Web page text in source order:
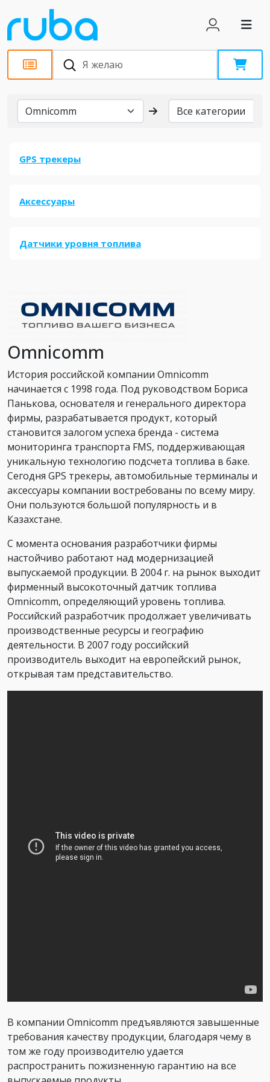
Бренды
GPS трекеры
Аксессуары
Датчики уровня топлива
Omnicomm
История российской компании Omnicomm
начинается с 1998 года. Под руководством Бориса
Панькова, основателя и генерального директора
фирмы, разрабатывается продукт, который
становится залогом успеха бренда - система
мониторинга транспорта FMS, поддерживающая
уникальную технологию подсчета топлива в баке.
Сегодня GPS трекеры, автомобильные терминалы и
аксессуары компании востребованы по всему миру.
Они пользуются большой популярность и в
Казахстане.
С момента основания разработчики фирмы
настойчиво работают над модернизацией
выпускаемой продукции. В 2004 г. на рынок выходит
фирменный высокоточный датчик топлива
Omnicomm, определяющий уровень топлива.
Российский разработчик продолжает увеличивать
производственные ресурсы и географию
деятельности. В 2007 году российский
производитель выходит на европейский рынок,
открывая там представительство.
В компании Omnicomm предъявляются завышенные
требования качеству продукции, благодаря чему в
том же году производителю удается
распространить пожизненную гарантию на все